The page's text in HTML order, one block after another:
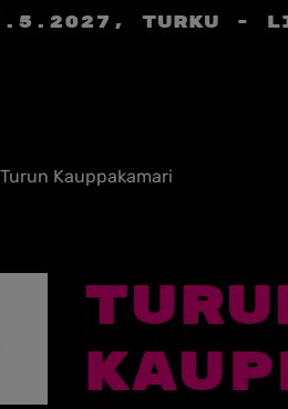
Turku -
Turun Kauppakamari